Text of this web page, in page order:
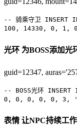
-- 骑乘守卫 INSERT
100 , 14330 , 0 , 1 , 0
光环 为BOSS添加光
guid=12347,
-- BOSS光环 INSERT
0 , 0 , 0 , 0 , 0 , 3 ,
表情 让NPC持续工